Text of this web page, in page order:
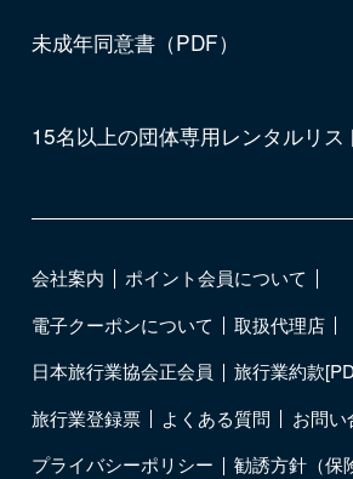
未成年同意書（PDF）
15名以上の団体専用レンタルリス
会社案内
ポイント会員について
電子クーポンについて
取扱代理店
日本旅行業協会正会員
旅行業約款
旅行業登録票
よくある質問
お問い
プライバシーポリシー
勧誘方針（保